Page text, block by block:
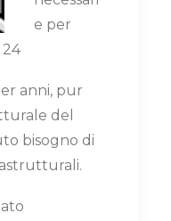
e per
24
anni, pur
del
bisogno di